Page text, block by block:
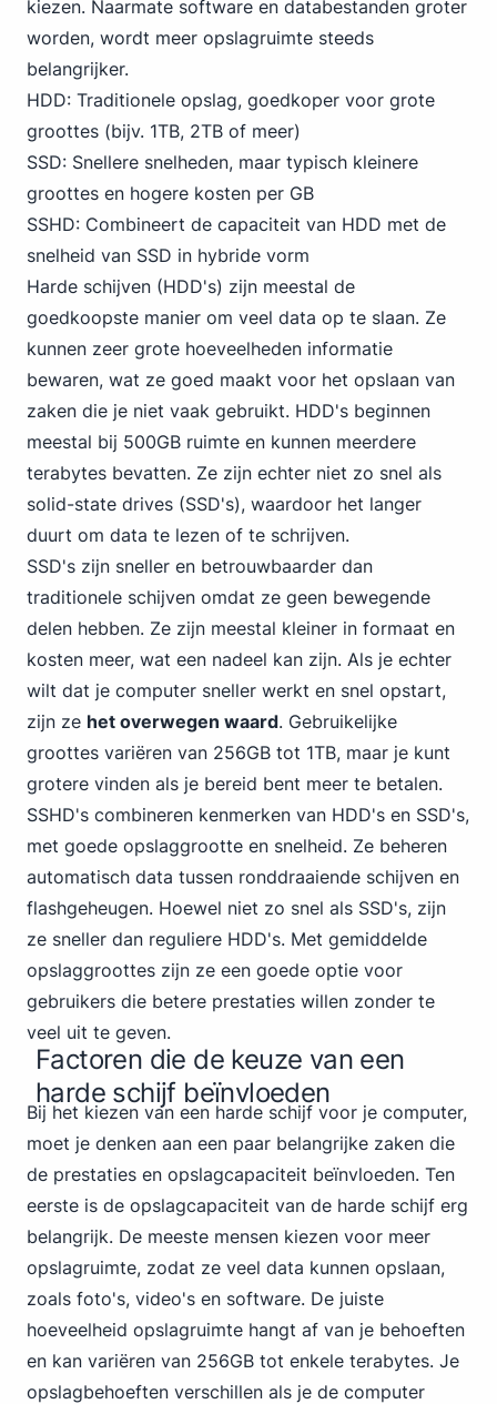
kiezen. Naarmate software en databestanden groter
worden, wordt meer opslagruimte steeds
belangrijker.
HDD: Traditionele opslag, goedkoper voor grote
groottes (bijv. 1TB, 2TB of meer)
SSD: Snellere snelheden, maar typisch kleinere
groottes en hogere kosten per GB
SSHD: Combineert de capaciteit van HDD met de
snelheid van SSD in hybride vorm
Harde schijven (HDD's) zijn meestal de
goedkoopste manier om veel data op te slaan. Ze
kunnen zeer grote hoeveelheden informatie
bewaren, wat ze goed maakt voor het opslaan van
zaken die je niet vaak gebruikt. HDD's beginnen
meestal bij 500GB ruimte en kunnen meerdere
terabytes bevatten. Ze zijn echter niet zo snel als
solid-state drives (SSD's), waardoor het langer
duurt om data te lezen of te schrijven.
SSD's zijn sneller en betrouwbaarder dan
traditionele schijven omdat ze geen bewegende
delen hebben. Ze zijn meestal kleiner in formaat en
kosten meer, wat een nadeel kan zijn. Als je echter
wilt dat je computer sneller werkt en snel opstart,
zijn ze het overwegen waard. Gebruikelijke
groottes variëren van 256GB tot 1TB, maar je kunt
grotere vinden als je bereid bent meer te betalen.
SSHD's combineren kenmerken van HDD's en SSD's,
met goede opslaggrootte en snelheid. Ze beheren
automatisch data tussen ronddraaiende schijven en
flashgeheugen. Hoewel niet zo snel als SSD's, zijn
ze sneller dan reguliere HDD's. Met gemiddelde
opslaggroottes zijn ze een goede optie voor
gebruikers die betere prestaties willen zonder te
veel uit te geven.
Factoren die de keuze van een
harde schijf beïnvloeden
Bij het kiezen van een harde schijf voor je computer,
moet je denken aan een paar belangrijke zaken die
de prestaties en opslagcapaciteit beïnvloeden. Ten
eerste is de opslagcapaciteit van de harde schijf erg
belangrijk. De meeste mensen kiezen voor meer
opslagruimte, zodat ze veel data kunnen opslaan,
zoals foto's, video's en software. De juiste
hoeveelheid opslagruimte hangt af van je behoeften
en kan variëren van 256GB tot enkele terabytes. Je
opslagbehoeften verschillen als je de computer